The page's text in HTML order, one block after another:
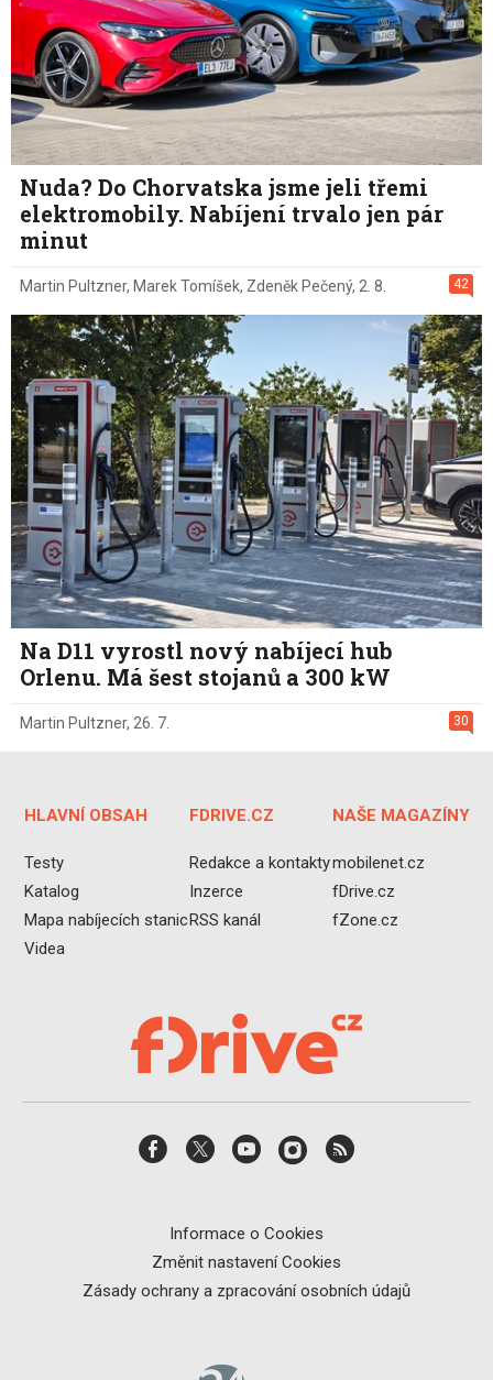
Nuda? Do Chorvatska jsme jeli třemi
elektromobily. Nabíjení trvalo jen pár
minut
42
Martin Pultzner, Marek Tomíšek, Zdeněk Pečený, 2. 8.
Na D11 vyrostl nový nabíjecí hub
Orlenu. Má šest stojanů a 300 kW
30
Martin Pultzner, 26. 7.
HLAVNÍ OBSAH
Testy
Katalog
Mapa nabíjecích stanic
Videa
FDRIVE.CZ
Redakce a kontakty
Inzerce
RSS kanál
NAŠE MAGAZÍNY
mobilenet.cz
fDrive.cz
fZone.cz
Informace o Cookies
Změnit nastavení Cookies
Zásady ochrany a zpracování osobních údajů